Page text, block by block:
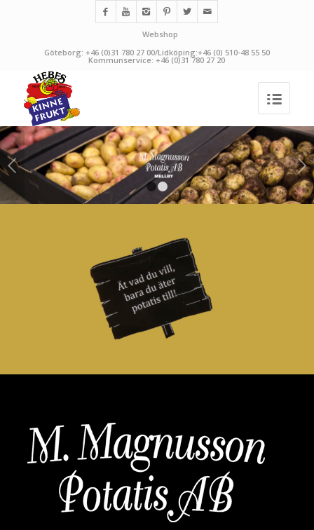
Webshop
Göteborg: +46 (0)31 780 27 00/Lidköping:+46 (0) 510-48 55 50
Kommunservice: +46 (0)31 780 27 20
Nästa
1 2